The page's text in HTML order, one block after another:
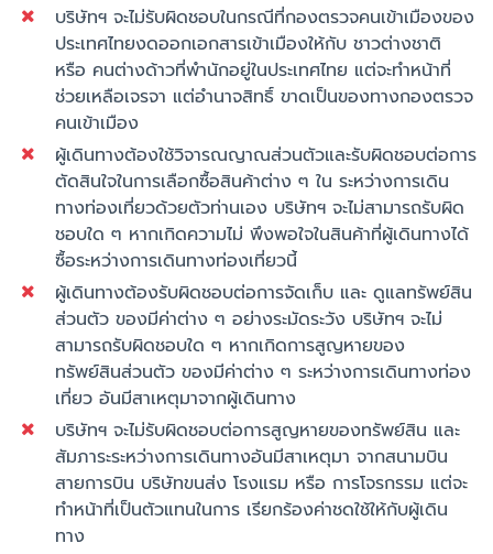
บริษัทฯ จะไม่รับผิดชอบในกรณีที่กองตรวจคนเข้าเมืองของ
ประเทศไทยงดออกเอกสารเข้าเมืองให้กับ ชาวต่างชาติ
หรือ คนต่างด้าวที่พำนักอยู่ในประเทศไทย แต่จะทำหน้าที่
ช่วยเหลือเจรจา แต่อำนาจสิทธิ์ ขาดเป็นของทางกองตรวจ
คนเข้าเมือง
ผู้เดินทางต้องใช้วิจารณญาณส่วนตัวและรับผิดชอบต่อการ
ตัดสินใจในการเลือกซื้อสินค้าต่าง ๆ ใน ระหว่างการเดิน
ทางท่องเที่ยวด้วยตัวท่านเอง บริษัทฯ จะไม่สามารถรับผิด
ชอบใด ๆ หากเกิดความไม่ พึงพอใจในสินค้าที่ผู้เดินทางได้
ซื้อระหว่างการเดินทางท่องเที่ยวนี้
ผู้เดินทางต้องรับผิดชอบต่อการจัดเก็บ และ ดูแลทรัพย์สิน
ส่วนตัว ของมีค่าต่าง ๆ อย่างระมัดระวัง บริษัทฯ จะไม่
สามารถรับผิดชอบใด ๆ หากเกิดการสูญหายของ
ทรัพย์สินส่วนตัว ของมีค่าต่าง ๆ ระหว่างการเดินทางท่อง
เที่ยว อันมีสาเหตุมาจากผู้เดินทาง
บริษัทฯ จะไม่รับผิดชอบต่อการสูญหายของทรัพย์สิน และ
สัมภาระระหว่างการเดินทางอันมีสาเหตุมา จากสนามบิน
สายการบิน บริษัทขนส่ง โรงแรม หรือ การโจรกรรม แต่จะ
ทำหน้าที่เป็นตัวแทนในการ เรียกร้องค่าชดใช้ให้กับผู้เดิน
ทาง